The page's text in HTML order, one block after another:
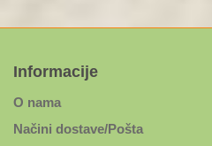
Informacije
O nama
Načini dostave/Pošta